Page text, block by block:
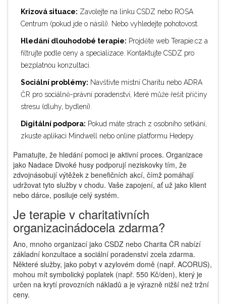
Krizová situace: Zavolejte na linku CSDZ nebo ROSA
Centrum (pokud jde o násilí). Nebo vyhledejte pohotovost.
Hledání dlouhodobé terapie: Projděte web Terapie.cz a
filtrujte podle ceny a specializace. Kontaktujte CSDZ pro
bezplatnou konzultaci.
Sociální problémy: Navštivte místní Charitu nebo ADRA
ČR pro sociálně-právní poradenství, které může řešit příčiny
stresu (dluhy, bydlení).
Digitální podpora: Pokud máte strach z osobního setkání,
zkuste aplikaci Mindwell nebo online platformu Hedepy.
Pamatujte, že hledání pomoci je aktivní proces. Organizace
jako Nadace Divoké husy podporují neziskovky tím, že
zdvojnásobují výtěžek z benefičních akcí, čímž pomáhají
udržovat tyto služby v chodu. Vaše zapojení, ať už jako klient
nebo dárcе, posiluje celý systém.
Je terapie v charitativních
organizacinádocela zdarma?
Ano, mnoho organizací jako CSDZ nebo Charita ČR nabízí
základní konzultace a sociální poradenství zcela zdarma.
Některé služby, jako pobyt v azylovém domě (např. ACORUS),
mohou mít symbolický poplatek (např. 550 Kč/den), který je
určen na krytí provozních nákladů a je výrazně nižší než tržní
ceny.